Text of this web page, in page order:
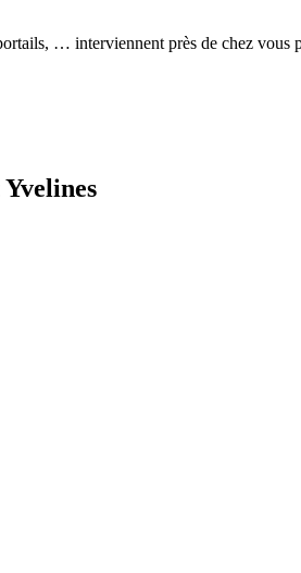
… interviennent près de chez